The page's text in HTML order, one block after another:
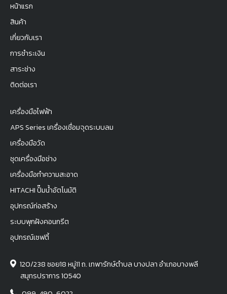
หน้าแรก
สินค้า
เกี่ยวกับเรา
การชำระเงิน
สาระช่าง
ติดต่อเรา
เครื่องมือไฟฟ้า
APS Series เครื่องเชื่อมจุดระบบลม
เครื่องมือวัด
ชุดเครื่องมือช่าง
เครื่องมือทำความสะอาด
HITACHI ปั๊มน้ำอัตโนมัติ
อุปกรณ์ก่อสร้าง
ระบบพุกฝังคอนกรีต
อุปกรณ์เซฟตี้
120/238 ซอย18 หมู่11 ถ. เทพารักษ์ตำบล บางปลา อำเภอบางพลี
สมุทรปราการ 10540